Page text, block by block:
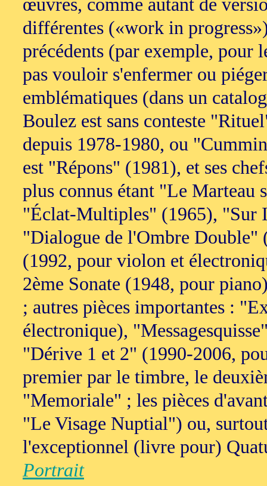
différentes («work in
précédents (par exemple, pour
pas vouloir s'enfermer ou
emblématiques (dans un
Boulez est sans conteste
depuis 1978-1980, ou
est "Répons" (1981), et ses
plus connus étant "Le
"Éclat-Multiples" (1965), "Sur
"Dialogue de l'Ombre Double"
(1992, pour violon et
2ème Sonate (1948, pour
; autres pièces importantes :
électronique),
"Dérive 1 et 2" (1990-2006,
premier par le timbre, le
"Memoriale" ; les pièces
"Le Visage Nuptial") ou,
l'exceptionnel (livre pour)
Portrait